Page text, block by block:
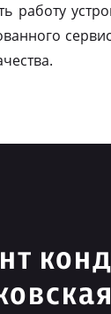
работу